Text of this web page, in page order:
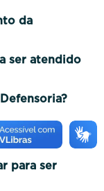
da
ser atendido
por um
para ser